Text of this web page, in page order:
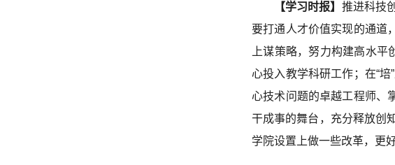
【学习时报】 推进科技
要打通人才价值实现的通道
上谋策略，努力构建高水
心投入教学科研工作；在“
心技术问题的卓越工程师、
干成事的舞台，充分释放创
学院设置上做一些改革，更